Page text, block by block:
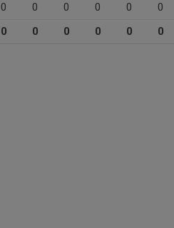
0 0 0 0 0
0
0 0 0 0 0 0